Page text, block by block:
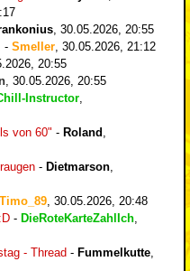
30.05.2026, 20:55
- Smeller 30.05.2026, 21:12
20:55
30.05.2026, 20:55
Instructor
von 60" - Roland
- Dietmarson
Timo_89 30.05.2026, 20:48
- DieRoteKarteZahlIch
- Thread - Fummelkutte